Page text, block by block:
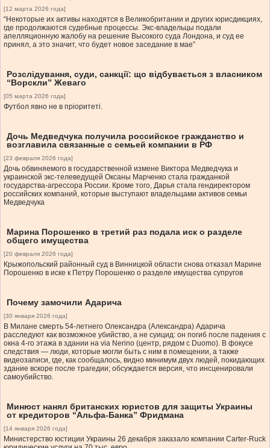
[12 марта 2026 года]
“Некоторые их активы находятся в Великобритании и других юрисдикциях,
где продолжаются судебные процессы. Экс-владельцы подали
апелляционную жалобу на решение Высокого суда Лондона, и суд ее
принял, а это значит, что будет новое заседание в мае”
Розслідування, суди, санкції: що відбувається з власником
“Ворскли” Жеваго
[05 марта 2026 года]
Футбол явно не в пріоритеті.
Дочь Медведчука получила российское гражданство и
возглавила связанные с семьей компании в РФ
[23 февраля 2026 года]
Дочь обвиняемого в государственной измене Виктора Медведчука и
украинской экс-телеведущей Оксаны Марченко стала гражданкой
государства-агрессора России. Кроме того, Дарья стала гендиректором
российских компаний, которые выступают владельцами активов семьи
Медведчука
Марина Порошенко в третий раз подала иск о разделе
общего имущества
[20 февраля 2026 года]
Крыжопольский районный суд в Винницкой области снова отказал Марине
Порошенко в иске к Петру Порошенко о разделе имущества супругов
Почему замочили Адарича
[30 января 2026 года]
В Милане смерть 54-летнего Олександра (Александра) Адарича
расследуют как возможное убийство, а не суицид: он погиб после падения с
окна 4-го этажа в здании на via Nerino (центр, рядом с Duomo). В фокусе
следствия — люди, которые могли быть с ним в помещении, а также
видеозаписи, где, как сообщалось, видно минимум двух людей, покидающих
здание вскоре после трагедии; обсуждается версия, что инсценировали
самоубийство.
Минюст нанял британских юристов для защиты Украины
от кредиторов “Альфа-Банка” Фридмана
[14 января 2026 года]
Министерство юстиции Украины 26 декабря заказало компании Carter-Ruck